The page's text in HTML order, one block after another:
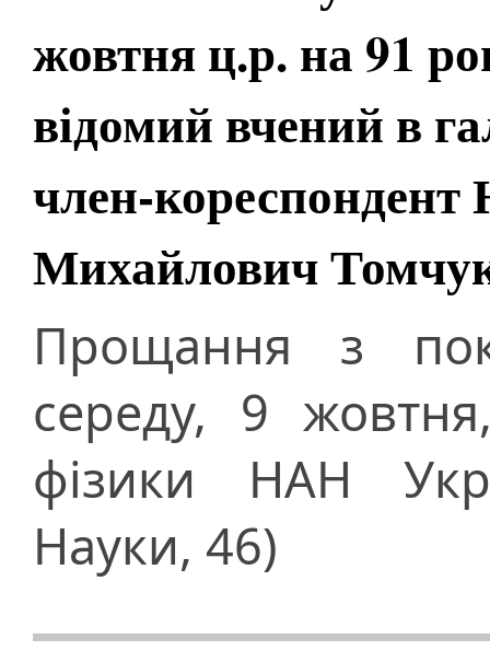
жовтня ц.р. на 91
відомий вчений в
член-
Михайлович
Прощання з
середу, 9
фізики НАН
Науки, 46)